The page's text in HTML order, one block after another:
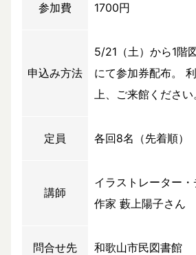
参加費 1700円
申込み方法
5/21（土）から1階
にて参加券配布。
上、ご来館ください
定員 各回8名（先着順）
講師
イラストレーター・
作家 藪上陽子さん
問合せ先 和歌山市民図書館